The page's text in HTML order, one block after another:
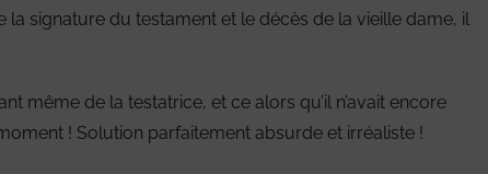
la signature du testament et le décès de la vieille dame, il
même de la testatrice, et ce alors qu’il n’avait encore
! Solution parfaitement absurde et irréaliste !